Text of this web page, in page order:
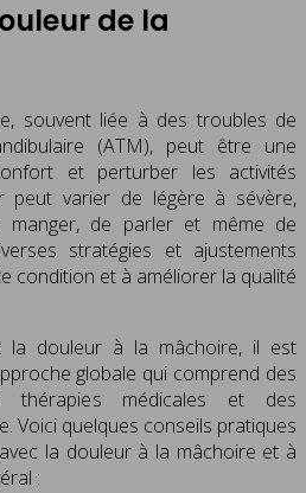
de la
souvent liée à des troubles de
(ATM), peut être une
et perturber les activités
peut varier de légère à sévère,
manger, de parler et même de
stratégies et ajustements
condition et à améliorer la qualité
la douleur à la mâchoire, il est
globale qui comprend des
thérapies médicales et des
Voici quelques conseils pratiques
la douleur à la mâchoire et à
: